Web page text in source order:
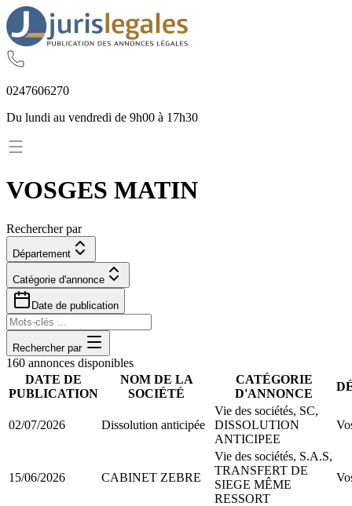
0247606270
Du lundi au vendredi de 9h00 à 17h30
VOSGES MATIN
Rechercher par
Département
Catégorie d'annonce
Date de publication
Rechercher par
160 annonces disponibles
DATE DE
PUBLICATION
NOM DE LA
SOCIÉTÉ
CATÉGORIE
D'ANNONCE
02/07/2026 Dissolution anticipée
Vie des sociétés, SC,
DISSOLUTION
ANTICIPEE
15/06/2026 CABINET ZEBRE
Vie des sociétés, S.A.S,
TRANSFERT DE
SIEGE MÊME
RESSORT